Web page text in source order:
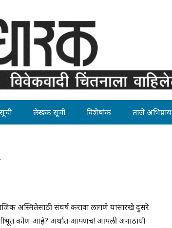
लेखक सूची विशेषांक ताजे अभिप्राय
अस्मितेसाठी संघर्ष करावा लागणे यासारखे दुसरे
कोण आहे? अर्थात आपणच! आपली अनाठायी